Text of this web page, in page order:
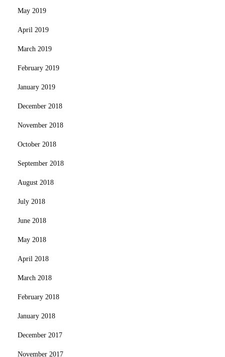
May 2019
April 2019
March 2019
February 2019
January 2019
December 2018
November 2018
October 2018
September 2018
August 2018
July 2018
June 2018
May 2018
April 2018
March 2018
February 2018
January 2018
December 2017
November 2017